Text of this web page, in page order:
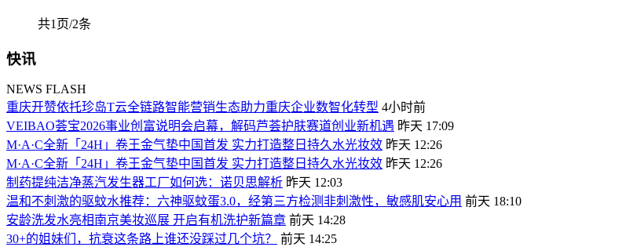
共1页/2条
快讯
NEWS FLASH
重庆开赞依托珍岛T云全链路智能营销生态助力重庆企业数智化转型 4小时前
VEIBAO荟宝2026事业创富说明会启幕，解码芦荟护肤赛道创业新机遇 昨天 17:09
M·A·C全新「24H」卷王金气垫中国首发 实力打造整日持久水光妆效 昨天 12:26
M·A·C全新「24H」卷王金气垫中国首发 实力打造整日持久水光妆效 昨天 12:26
制药提纯洁净蒸汽发生器工厂如何选：诺贝思解析 昨天 12:03
温和不刺激的驱蚊水推荐：六神驱蚊蛋3.0，经第三方检测非刺激性，敏感肌安心用 前天 18:10
安龄洗发水亮相南京美妆巡展 开启有机洗护新篇章 前天 14:28
30+的姐妹们，抗衰这条路上谁还没踩过几个坑？
前天 14:25